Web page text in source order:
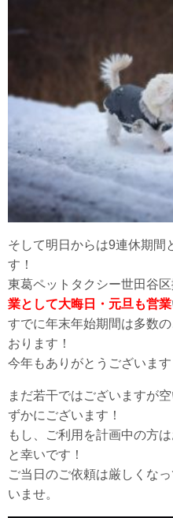
そして明日からは9連休期間
す！
東葛ペットタクシー世田谷区
業として大晦日・元旦も営業
すでに年末年始期間は多数
おります！
今年もありがとうございます
まだ若干ではございますが
ずかにございます！
もし、ご利用を計画中の方
と幸いです！
ご当日のご依頼は厳しくな
いませ。